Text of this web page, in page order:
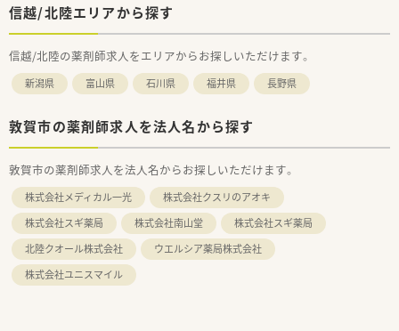
信越/北陸エリアから探す
信越/北陸の薬剤師求人をエリアからお探しいただけます。
新潟県 富山県 石川県 福井県 長野県
敦賀市の薬剤師求人を法人名から探す
敦賀市の薬剤師求人を法人名からお探しいただけます。
株式会社メディカル一光
株式会社クスリのアオキ
株式会社スギ薬局
株式会社南山堂
株式会社スギ薬局
北陸クオール株式会社
ウエルシア薬局株式会社
株式会社ユニスマイル